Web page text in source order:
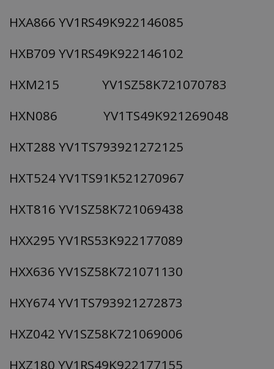
HXA866 YV1RS49K922146085
HXB709 YV1RS49K922146102
HXM215 YV1SZ58K721070783
HXN086 YV1TS49K921269048
HXT288 YV1TS793921272125
HXT524 YV1TS91K521270967
HXT816 YV1SZ58K721069438
HXX295 YV1RS53K922177089
HXX636 YV1SZ58K721071130
HXY674 YV1TS793921272873
HXZ042 YV1SZ58K721069006
HXZ180 YV1RS49K922177155